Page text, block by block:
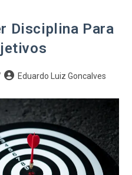
Disciplina Para
Eduardo Luiz Goncalves